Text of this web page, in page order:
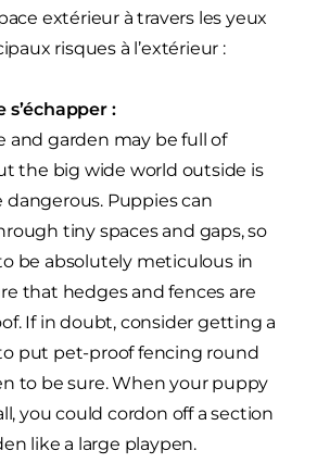
extérieur à travers les yeux
risques à l’extérieur :
s’échapper :
and garden may be full of
the big wide world outside is
dangerous. Puppies can
tiny spaces and gaps, so
be absolutely meticulous in
that hedges and fences are
If in doubt, consider getting a
put pet-proof fencing round
to be sure. When your puppy
you could cordon off a section
like a large playpen.